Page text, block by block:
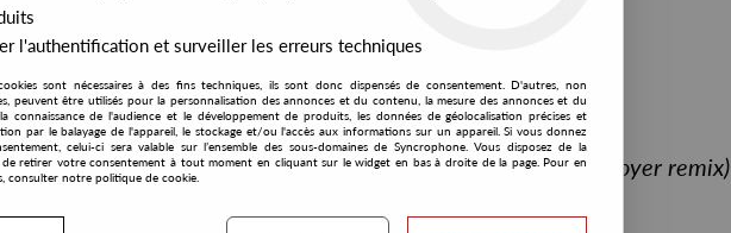
EP (Royer remix)
Unlearn
Deviere
Batism By Water Fire & Spirit EP (Royer remix)
10,00 €incl. taxes
l'authentification et surveiller les erreurs techniques
sont nécessaires à des fins techniques, ils sont donc dispensés de consentement. D'autres, non
peuvent être utilisés pour la personnalisation des annonces et du contenu, la mesure des annonces et du
connaissance de l'audience et le développement de produits, les données de géolocalisation précises et
par le balayage de l'appareil, le stockage et/ou l'accès aux informations sur un appareil. Si vous donnez
celui-ci sera valable sur l’ensemble des sous-domaines de Syncrophone. Vous disposez de la
de retirer votre consentement à tout moment en cliquant sur le widget en bas à droite de la page. Pour en
consulter notre politique de cookie.